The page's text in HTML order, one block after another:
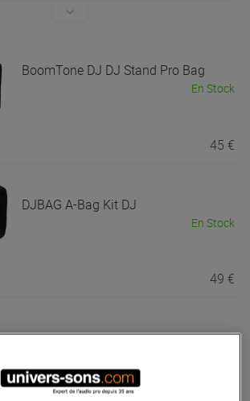
BoomTone DJ DJ Stand Pro Bag
En Stock
45 €
DJBAGA-Bag Kit DJ
En Stock
49 €
UDGU 9024 BL-OR